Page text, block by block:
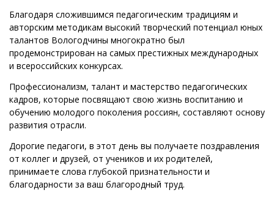
Благодаря сложившимся педагогическим традициям и
авторским методикам высокий творческий потенциал юных
талантов Вологодчины многократно был
продемонстрирован на самых престижных международных
и всероссийских конкурсах.
Профессионализм, талант и мастерство педагогических
кадров, которые посвящают свою жизнь воспитанию и
обучению молодого поколения россиян, составляют основу
развития отрасли.
Дорогие педагоги, в этот день вы получаете поздравления
от коллег и друзей, от учеников и их родителей,
принимаете слова глубокой признательности и
благодарности за ваш благородный труд.